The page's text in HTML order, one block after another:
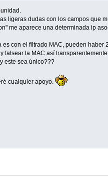
ligeras dudas con los campos que
me aparece una determinada ip
es con el filtrado MAC, pueden
falsear la MAC así
este sea único???
cualquier apoyo.